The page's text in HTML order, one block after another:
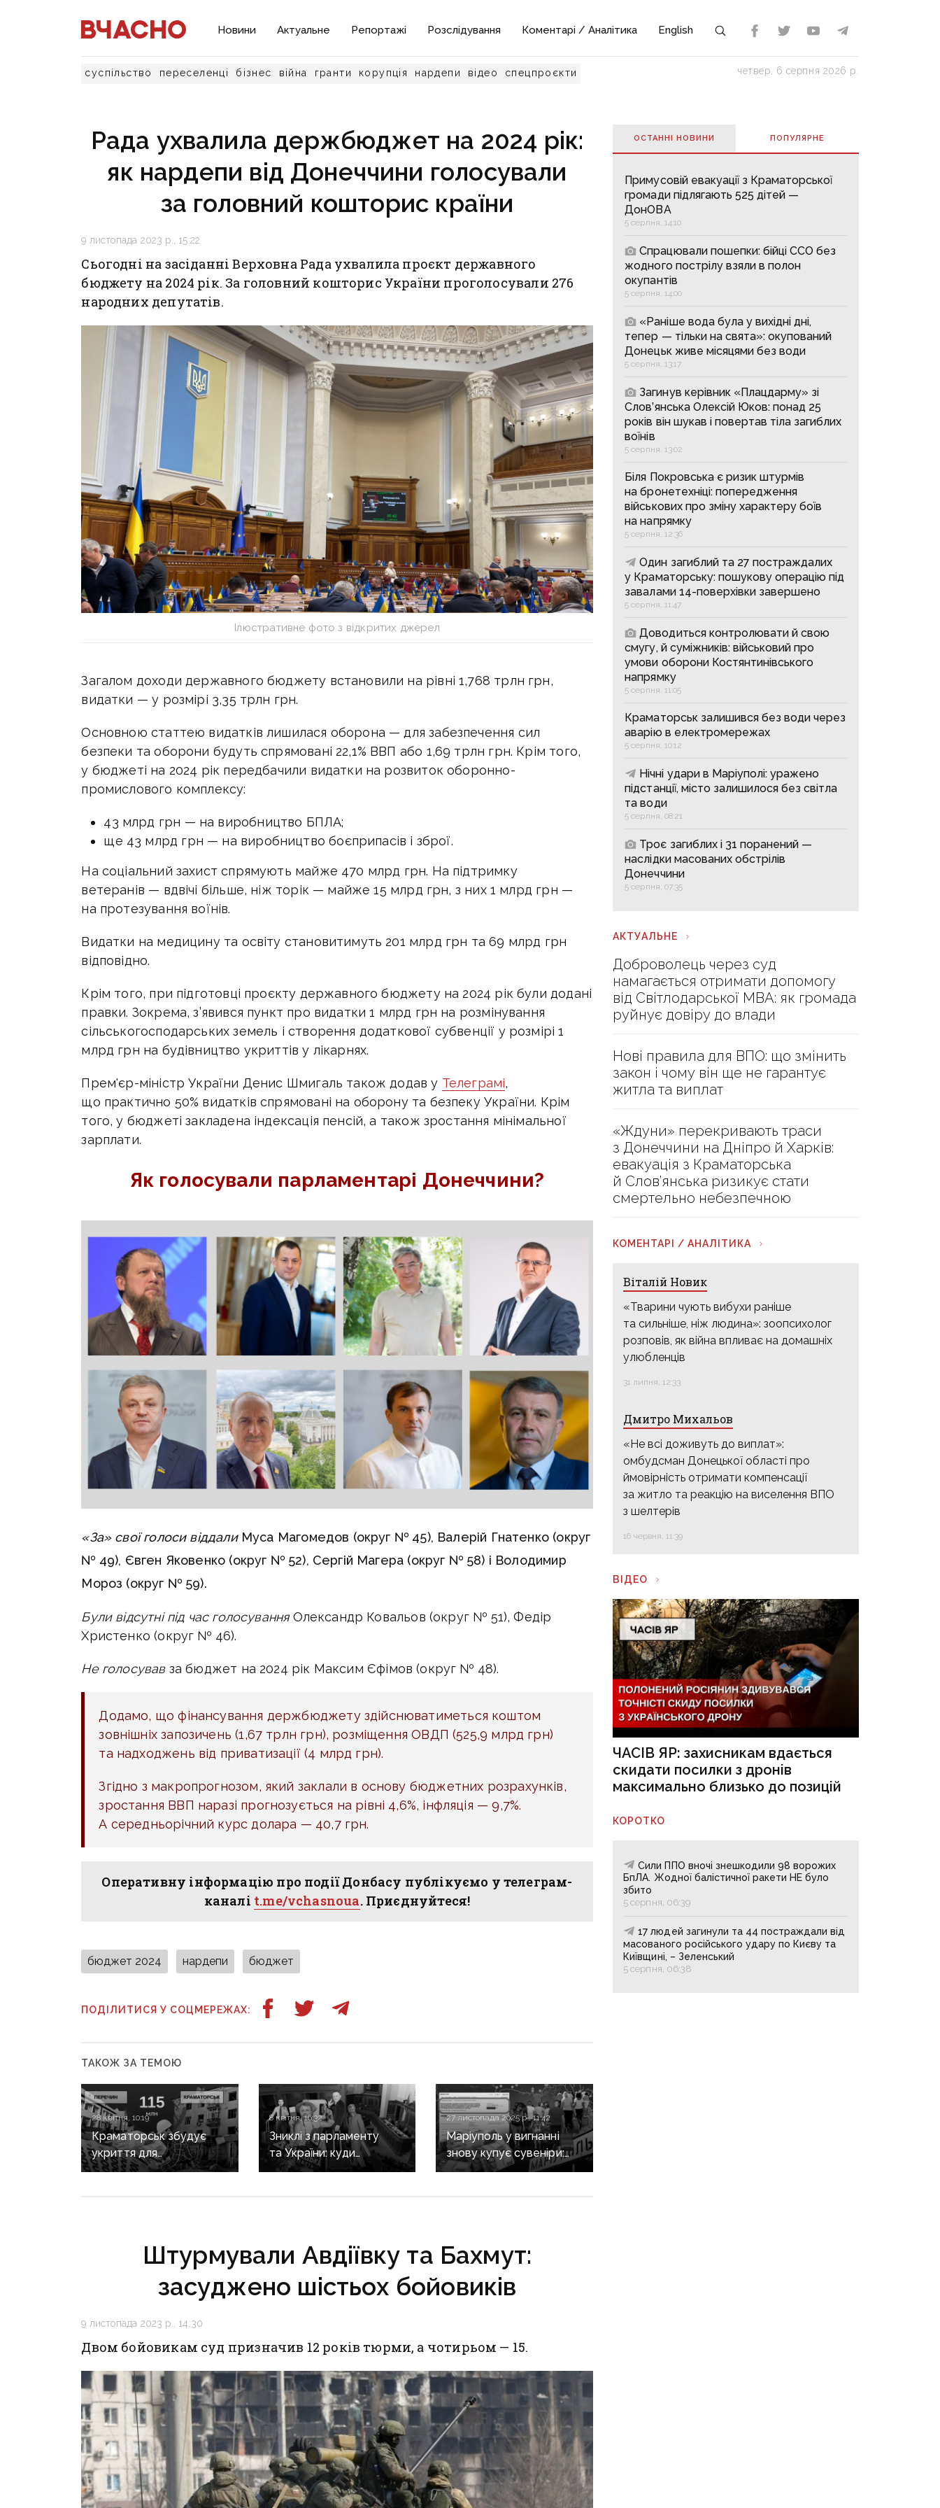
Новини Актуальне Репортажі Розслідування Коментарі / Аналітика English
суспільство переселенці бізнес війна гранти корупція нардепи відео спецпроєкти четвер, 6 серпня 2026 р.
Рада ухвалила держбюджет на 2024 рік:
як нардепи від Донеччини голосували
за головний кошторис країни
9 листопада 2023 р., 15:22
Сьогодні на засіданні Верховна Рада ухвалила проєкт державного
бюджету на 2024 рік. За головний кошторис України проголосували 276
народних депутатів.
Ілюстративне фото з відкритих джерел
Загалом доходи державного бюджету встановили на рівні 1,768 трлн грн,
видатки — у розмірі 3,35 трлн грн.
Основною статтею видатків лишилася оборона — для забезпечення сил
безпеки та оборони будуть спрямовані 22,1% ВВП або 1,69 трлн грн. Крім того,
у бюджеті на 2024 рік передбачили видатки на розвиток оборонно-
промислового комплексу:
43 млрд грн — на виробництво БПЛА;
ще 43 млрд грн — на виробництво боєприпасів і зброї.
На соціальний захист спрямують майже 470 млрд грн. На підтримку
ветеранів — вдвічі більше, ніж торік — майже 15 млрд грн, з них 1 млрд грн —
на протезування воїнів.
Видатки на медицину та освіту становитимуть 201 млрд грн та 69 млрд грн
відповідно.
Крім того, при підготовці проєкту державного бюджету на 2024 рік були додані
правки. Зокрема, з’явився пункт про видатки 1 млрд грн на розмінування
сільськогосподарських земель і створення додаткової субвенції у розмірі 1
млрд грн на будівництво укриттів у лікарнях.
Прем'єр-міністр України Денис Шмигаль також додав у Телеграмі,
що практично 50% видатків спрямовані на оборону та безпеку України. Крім
того, у бюджеті закладена індексація пенсій, а також зростання мінімальної
зарплати.
Як голосували парламентарі Донеччини?
«За» свої голоси віддалиМуса Магомедов (округ № 45), Валерій Гнатенко (округ
№ 49), Євген Яковенко (округ № 52), Сергій Магера (округ № 58) і Володимир
Мороз (округ № 59).
Були відсутні під час голосуванняОлександр Ковальов (округ № 51), Федір
Христенко (округ № 46).
Не голосував за бюджет на 2024 рік Максим Єфімов (округ № 48).
Додамо, що фінансування держбюджету здійснюватиметься коштом
зовнішніх запозичень (1,67 трлн грн), розміщення ОВДП (525,9 млрд грн)
та надходжень від приватизації (4 млрд грн).
Згідно з макропрогнозом, який заклали в основу бюджетних розрахунків,
зростання ВВП наразі прогнозується на рівні 4,6%, інфляція — 9,7%.
А середньорічний курс долара — 40,7 грн.
Оперативну інформацію про події Донбасу публікуємо у телеграм-
каналі t.me/vchasnoua. Приєднуйтеся!
бюджет 2024 нардепи бюджет
ПОДІЛИТИСЯ У СОЦМЕРЕЖАХ:
ТАКОЖ ЗА ТЕМОЮ
28 квітня, 10:19
Краматорськ збудує
укриття для
релокованого ліцею
8 квітня, 16:32
Зниклі з парламенту
та України: куди
поділася більшість
27 листопада 2025 р., 11:42
Маріуполь у вигнанні
знову купує сувеніри:
влада планує витратити
Штурмували Авдіївку та Бахмут:
засуджено шістьох бойовиків
9 листопада 2023 р., 14:30
Двом бойовикам суд призначив 12 років тюрми, а чотирьом — 15.
ОСТАННІ НОВИНИ ПОПУЛЯРНE
Примусовій евакуації з Краматорської
громади підлягають 525 дітей —
ДонОВА
5 серпня, 14:10
Спрацювали пошепки: бійці ССО без
жодного пострілу взяли в полон
окупантів
5 серпня, 14:00
«Раніше вода була у вихідні дні,
тепер — тільки на свята»: окупований
Донецьк живе місяцями без води
5 серпня, 13:17
Загинув керівник «Плацдарму» зі
Слов’янська Олексій Юков: понад 25
років він шукав і повертав тіла загиблих
воїнів
5 серпня, 13:02
Біля Покровська є ризик штурмів
на бронетехніці: попередження
військових про зміну характеру боїв
на напрямку
5 серпня, 12:36
Один загиблий та 27 постраждалих
у Краматорську: пошукову операцію під
завалами 14-поверхівки завершено
5 серпня, 11:47
Доводиться контролювати й свою
смугу, й суміжників: військовий про
умови оборони Костянтинівського
напрямку
5 серпня, 11:05
Краматорськ залишився без води через
аварію в електромережах
5 серпня, 10:12
Нічні удари в Маріуполі: уражено
підстанції, місто залишилося без світла
та води
5 серпня, 08:21
Троє загиблих і 31 поранений —
наслідки масованих обстрілів
Донеччини
5 серпня, 07:35
АКТУАЛЬНЕ
Доброволець через суд
намагається отримати допомогу
від Світлодарської МВА: як громада
руйнує довіру до влади
Нові правила для ВПО: що змінить
закон і чому він ще не гарантує
житла та виплат
«Ждуни» перекривають траси
з Донеччини на Дніпро й Харків:
евакуація з Краматорська
й Слов’янська ризикує стати
смертельно небезпечною
КОМЕНТАРІ / АНАЛІТИКА
Віталій Новик
«Тварини чують вибухи раніше
та сильніше, ніж людина»: зоопсихолог
розповів, як війна впливає на домашніх
улюбленців
31 липня, 12:33
Дмитро Михальов
«Не всі доживуть до виплат»:
омбудсман Донецької області про
ймовірність отримати компенсації
за житло та реакцію на виселення ВПО
з шелтерів
16 червня, 11:39
ВІДЕО
ЧАСІВ ЯР: захисникам вдається
скидати посилки з дронів
максимально близько до позицій
КОРОТКО
Сили ППО вночі знешкодили 98 ворожих
БпЛА. Жодної балістичної ракети НЕ було
збито
5 серпня, 06:39
17 людей загинули та 44 постраждали від
масованого російського удару по Києву та
Київщині, – Зеленський
5 серпня, 06:38